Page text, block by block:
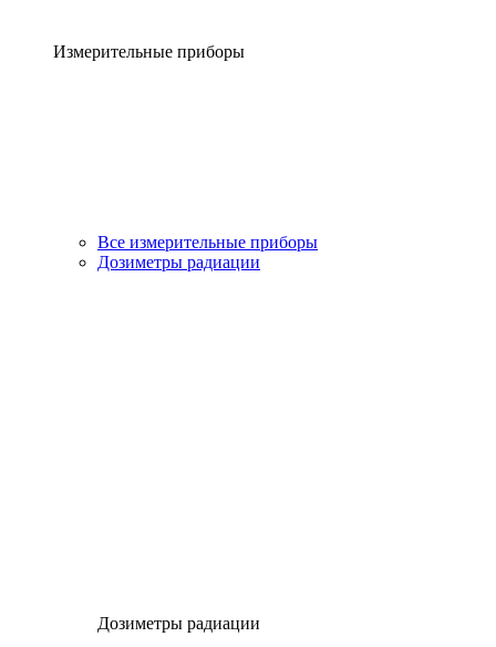
Измерительные приборы
Все измерительные приборы
Дозиметры радиации
Дозиметры радиации